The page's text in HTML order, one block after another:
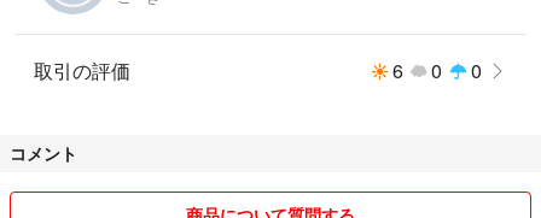
取引の評価 6 0 0
コメント